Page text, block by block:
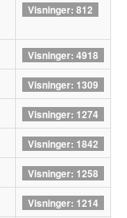
Visninger: 812
Visninger: 4918
Visninger: 1309
Visninger: 1274
Visninger: 1842
Visninger: 1258
Visninger: 1214